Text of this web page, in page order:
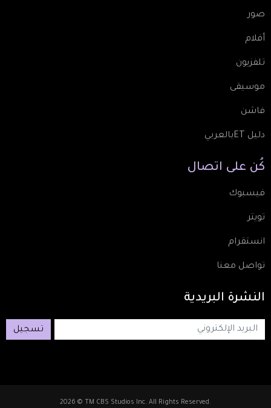
صور
أفلام
تلفزيون
موسيقى
فاشن
دليل ETبالعربي
كُن على اتصال
فيسبوك
تويتر
انستقرام
تواصل معنا
النشرة البريدية
تسجيل
2026 © TM CBS Studios Inc. All Rights Reserved.